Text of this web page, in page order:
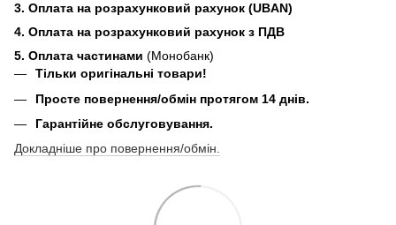
3. Оплата на розрахунковий рахунок (UBAN)
4. Оплата на розрахунковий рахунок з ПДВ
5. Оплата частинами (Монобанк)
Тільки оригінальні товари!
Просте повернення/обмін протягом 14 днів.
Гарантійне обслуговування.
Докладніше про повернення/обмін.